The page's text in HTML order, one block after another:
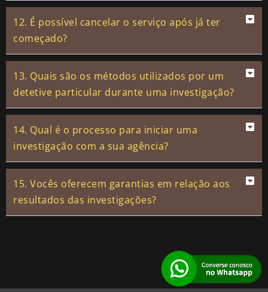
12. É possível cancelar o serviço após já ter
começado?
13. Quais são os métodos utilizados por um
detetive particular durante uma investigação?
14. Qual é o processo para iniciar uma
investigação com a sua agência?
15. Vocês oferecem garantias em relação aos
resultados das investigações?